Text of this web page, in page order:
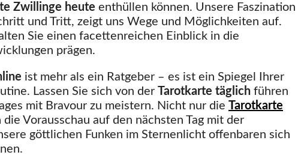
Zwillinge heute enthüllen können. Unsere Faszination
und Tritt, zeigt uns Wege und Möglichkeiten auf.
Sie einen facettenreichen Einblick in die
prägen.
ist mehr als ein Ratgeber – es ist ein Spiegel Ihrer
Lassen Sie sich von der Tarotkarte täglich führen
mit Bravour zu meistern. Nicht nur die Tarotkarte
Vorausschau auf den nächsten Tag mit der
göttlichen Funken im Sternenlicht offenbaren sich